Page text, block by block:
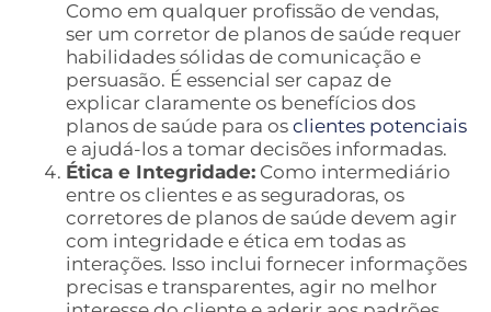
Como em qualquer profissão de vendas,
ser um corretor de planos de saúde requer
habilidades sólidas de comunicação e
persuasão. É essencial ser capaz de
explicar claramente os benefícios dos
planos de saúde para os clientes potenciais
e ajudá-los a tomar decisões informadas.
Ética e Integridade: Como intermediário
entre os clientes e as seguradoras, os
corretores de planos de saúde devem agir
com integridade e ética em todas as
interações. Isso inclui fornecer informações
precisas e transparentes, agir no melhor